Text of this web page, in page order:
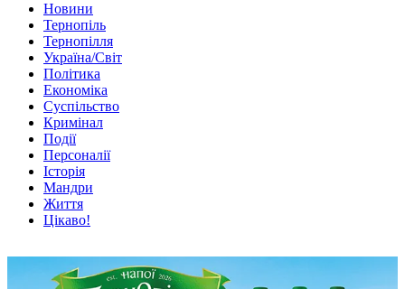
Новини
Тернопіль
Тернопілля
Україна/Світ
Політика
Економіка
Суспільство
Кримінал
Події
Персоналії
Історія
Мандри
Життя
Цікаво!